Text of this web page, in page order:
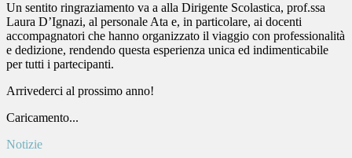
Un sentito ringraziamento va a alla Dirigente Scolastica, prof.ssa
Laura D’Ignazi, al personale Ata e, in particolare, ai docenti
accompagnatori che hanno organizzato il viaggio con professionalità
e dedizione, rendendo questa esperienza unica ed indimenticabile
per tutti i partecipanti.
Arrivederci al prossimo anno!
Caricamento...
Notizie